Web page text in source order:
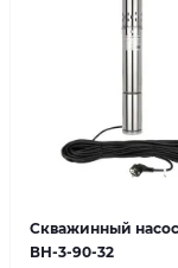
Скважинный
ВН-3-90-32